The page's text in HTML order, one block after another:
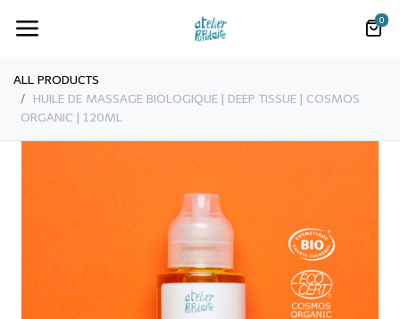
0
ALL PRODUCTS
HUILE DE MASSAGE BIOLOGIQUE | DEEP TISSUE | COSMOS
ORGANIC | 120ML